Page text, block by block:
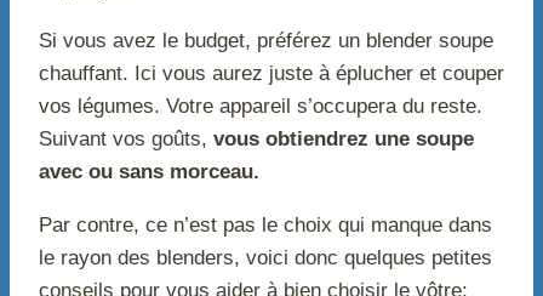
Si vous avez le budget, préférez un blender soupe
chauffant. Ici vous aurez juste à éplucher et couper
vos légumes. Votre appareil s’occupera du reste.
Suivant vos goûts, vous obtiendrez une soupe
avec ou sans morceau.
Par contre, ce n’est pas le choix qui manque dans
le rayon des blenders, voici donc quelques petites
conseils pour vous aider à bien choisir le vôtre: